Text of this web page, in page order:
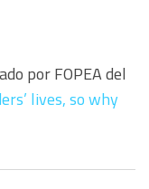
por FOPEA del
lives, so why